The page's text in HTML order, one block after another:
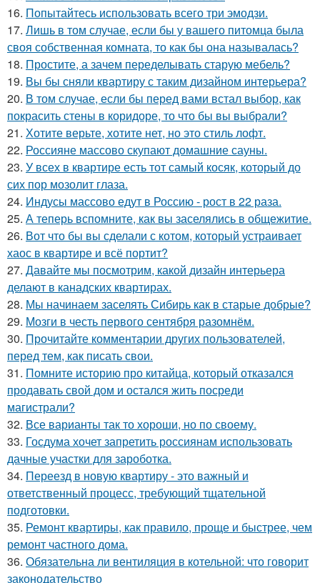
16. Попытайтесь использовать всего три эмодзи.
17. Лишь в том случае, если бы у вашего питомца была
своя собственная комната, то как бы она называлась?
18. Простите, а зачем переделывать старую мебель?
19. Вы бы сняли квартиру с таким дизайном интерьера?
20. В том случае, если бы перед вами встал выбор, как
покрасить стены в коридоре, то что бы вы выбрали?
21. Хотите верьте, хотите нет, но это стиль лофт.
22. Россияне массово скупают домашние сауны.
23. У всех в квартире есть тот самый косяк, который до
сих пор мозолит глаза.
24. Индусы массово едут в Россию - рост в 22 раза.
25. А теперь вспомните, как вы заселялись в общежитие.
26. Вот что бы вы сделали с котом, который устраивает
хаос в квартире и всё портит?
27. Давайте мы посмотрим, какой дизайн интерьера
делают в канадских квартирах.
28. Мы начинаем заселять Сибирь как в старые добрые?
29. Мозги в честь первого сентября разомнём.
30. Прочитайте комментарии других пользователей,
перед тем, как писать свои.
31. Помните историю про китайца, который отказался
продавать свой дом и остался жить посреди
магистрали?
32. Все варианты так то хороши, но по своему.
33. Госдума хочет запретить россиянам использовать
дачные участки для зароботка.
34. Переезд в новую квартиру - это важный и
ответственный процесс, требующий тщательной
подготовки.
35. Ремонт квартиры, как правило, проще и быстрее, чем
ремонт частного дома.
36. Обязательна ли вентиляция в котельной: что говорит
законодательство